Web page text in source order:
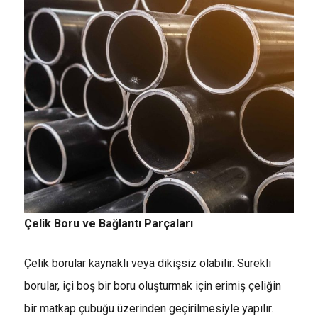
Çelik Boru ve Bağlantı Parçaları
Çelik borular kaynaklı veya dikişsiz olabilir. Sürekli
borular, içi boş bir boru oluşturmak için erimiş çeliğin
bir matkap çubuğu üzerinden geçirilmesiyle yapılır.